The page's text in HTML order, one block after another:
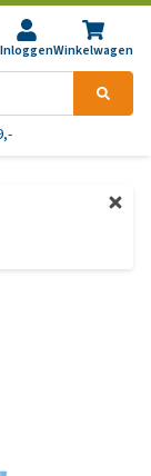
InloggenWinkelwagen